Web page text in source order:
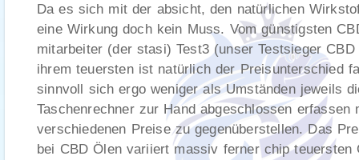
Da es sich mit der absicht, den natürlichen
eine Wirkung doch kein Muss. Vom günstigsten
mitarbeiter (der stasi) Test3 (unser Testsieger
ihrem teuersten ist natürlich der Preisunterschied
sinnvoll sich ergo weniger als Umständen jeweils
Taschenrechner zur Hand abgeschlossen erfassen
verschiedenen Preise zu gegenüberstellen. Das
bei CBD Ölen variiert massiv ferner chip teuersten